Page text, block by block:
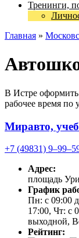
Тренинги,
Главная »
В Истре
рабочее время по
Миравто,
+7 (49831)
Адрес:
площадь
График
Пн: с 09:00
17:00, Чт: с
выходной,
Рейтинг: